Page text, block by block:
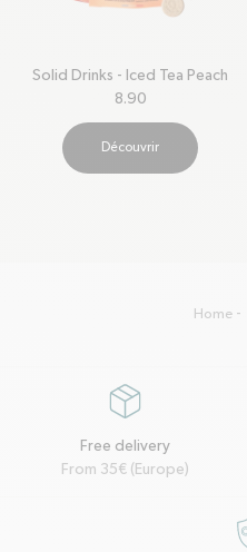
Solid Drinks - Iced Tea Peach
8.90
Découvrir
Home
package
Free delivery
From 35€ (Europe)